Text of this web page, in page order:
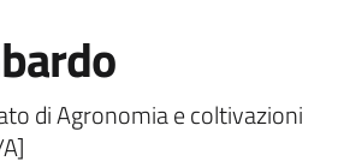
di Agronomia e coltivazioni